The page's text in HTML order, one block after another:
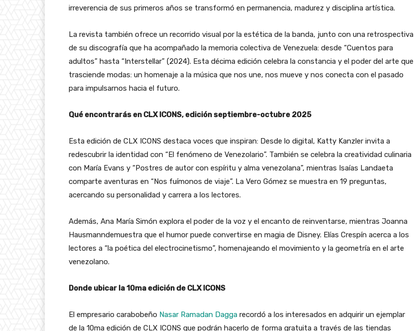
irreverencia de sus primeros años se transformó en permanencia, madurez y disciplina artística.
La revista también ofrece un recorrido visual por la estética de la banda, junto con una retrospectiva
de su discografía que ha acompañado la memoria colectiva de Venezuela: desde “Cuentos para
adultos” hasta “ Interstellar” (2024). Esta décima edición celebra la constancia y el poder del arte que
trasciende modas: un homenaje a la música que nos une, nos mueve y nos conecta con el pasado
para impulsarnos hacia el futuro.
Qué encontrarás en CLX ICONS, edición septiembre-octubre 2025
Esta edición de CLX ICONS destaca voces que inspiran: Desde lo digital, Katty Kanzler invita a
redescubrir la identidad con “El fenómeno de Venezolario”. También se celebra la creatividad culinaria
con María Evans y “Postres de autor con espíritu y alma venezolana”, mientras Isaías Landaeta
comparte aventuras en “Nos fuímonos de viaje”. La Vero Gómez se muestra en 19 preguntas,
acercando su personalidad y carrera a los lectores.
Además, Ana María Simón explora el poder de la voz y el encanto de reinventarse, mientras Joanna
Hausmanndemuestra que el humor puede convertirse en magia de Disney. Elías Crespín acerca a los
lectores a “la poética del electrocinetismo”, homenajeando el movimiento y la geometría en el arte
venezolano.
Donde ubicar la 10ma edición de CLX ICONS
El empresario carabobeño Nasar Ramadan Dagga recordó a los interesados en adquirir un ejemplar
de la 10ma edición de CLX ICONS que podrán hacerlo de forma gratuita a través de las tiendas